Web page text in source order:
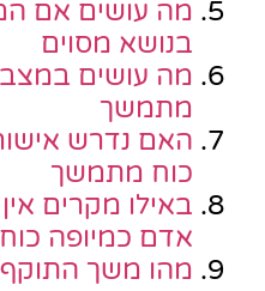
מה עושים אם
בנושא מסוים
מה עושים במצב
מתמשך
האם נדרש אישור
כוח מתמשך
באילו מקרים
אדם כמיופה כוח
מהו משך התוקף